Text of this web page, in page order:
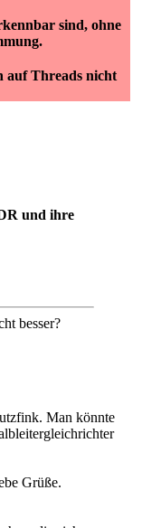
sind, ohne
auf Threads nicht
und ihre
besser?
Man könnte
Grüße.